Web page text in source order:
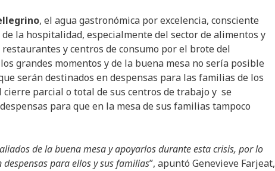
, el agua gastronómica por excelencia, consciente
la hospitalidad, especialmente del sector de alimentos y
y centros de consumo por el brote del
grandes momentos y de la buena mesa no sería posible
serán destinados en despensas para las familias de los
parcial o total de sus centros de trabajo y se
para que en la mesa de sus familias tampoco
de la buena mesa y apoyarlos durante esta crisis, por lo
para ellos y sus familias”, apuntó Genevieve Farjeat,